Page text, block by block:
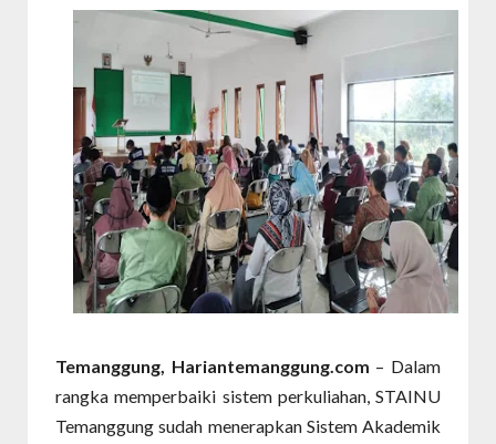
Temanggung, Hariantemanggung.com – Dalam
rangka memperbaiki sistem perkuliahan, STAINU
Temanggung sudah menerapkan Sistem Akademik